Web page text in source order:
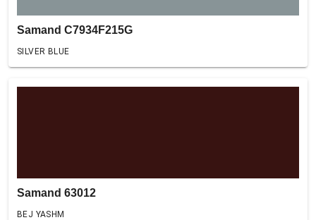
Samand C7934F215G
SILVER BLUE
Samand 63012
BEJ YASHM